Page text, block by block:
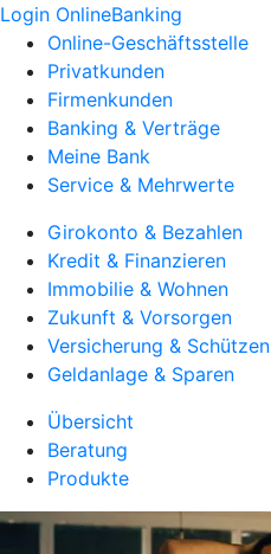
Login OnlineBanking
Online-Geschäftsstelle
Privatkunden
Firmenkunden
Banking & Verträge
Meine Bank
Service & Mehrwerte
Girokonto & Bezahlen
Kredit & Finanzieren
Immobilie & Wohnen
Zukunft & Vorsorgen
Versicherung & Schützen
Geldanlage & Sparen
Übersicht
Beratung
Produkte